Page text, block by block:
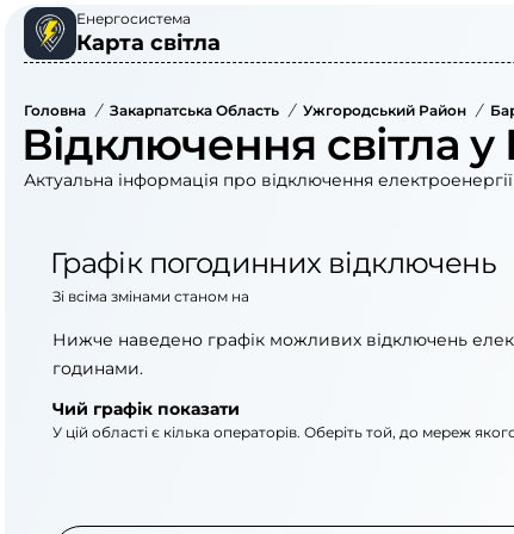
Енергосистема
Карта світла
Головна / Закарпатська Область / Ужгородський Район /
Відключення світла у
Актуальна інформація про відключення
Графік погодинних відключень
Зі всіма змінами станом на
Нижче наведено графік можливих відключень
годинами.
Чий графік показати
У цій області є кілька операторів. Оберіть той, до мереж